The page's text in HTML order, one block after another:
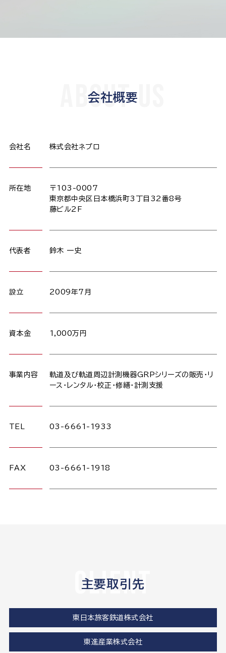
会社概要
ABOUT US
会社名 株式会社ネプロ
所在地
〒103-0007
東京都中央区日本橋浜町3丁目32番8号
藤ビル2F
代表者 鈴木 一史
設立 2009年7月
資本金 1,000万円
事業内容
軌道及び軌道周辺計測機器GRPシリーズの販売・リ
ース・レンタル・校正・修繕・計測支援
TEL 03-6661-1933
FAX 03-6661-1918
主要取引先
client
東日本旅客鉄道株式会社
東進産業株式会社